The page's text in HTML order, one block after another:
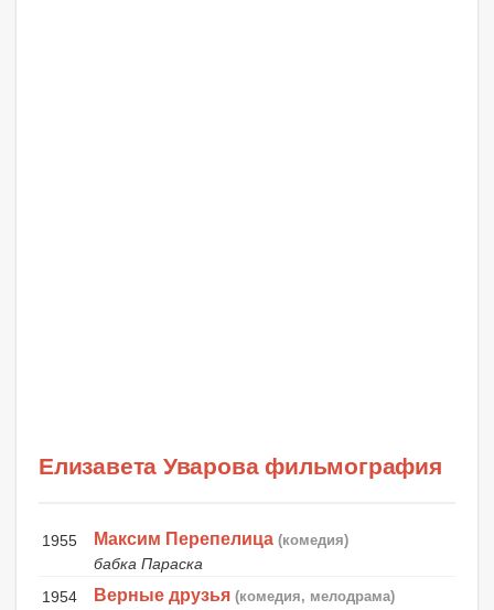
Елизавета Уварова фильмография
1955 Максим Перепелица (комедия)
бабка Параска
1954
Верные друзья (комедия, мелодрама)